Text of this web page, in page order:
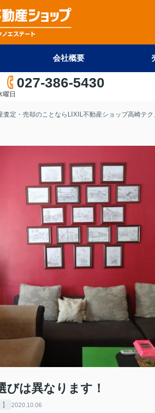
会社概要
027-386-5430
曜日
定・売却のことならLIXIL不動産ショップ高崎テク
びは異なります！
2020.10.06